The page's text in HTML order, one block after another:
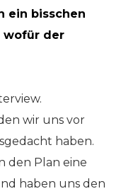
ein bisschen
wofür der
wir uns vor
haben.
den Plan eine
haben uns den